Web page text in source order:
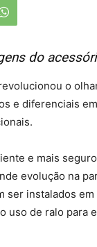
do
o
e diferenciais
e mais
evolução na
ser instalados
uso de ralo para